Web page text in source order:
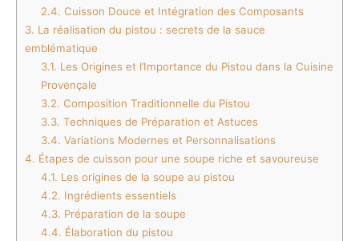
2.4. Cuisson Douce et Intégration des Composants
3. La réalisation du pistou : secrets de la sauce
emblématique
3.1. Les Origines et l’Importance du Pistou dans la Cuisine
Provençale
3.2. Composition Traditionnelle du Pistou
3.3. Techniques de Préparation et Astuces
3.4. Variations Modernes et Personnalisations
4. Étapes de cuisson pour une soupe riche et savoureuse
4.1. Les origines de la soupe au pistou
4.2. Ingrédients essentiels
4.3. Préparation de la soupe
4.4. Élaboration du pistou